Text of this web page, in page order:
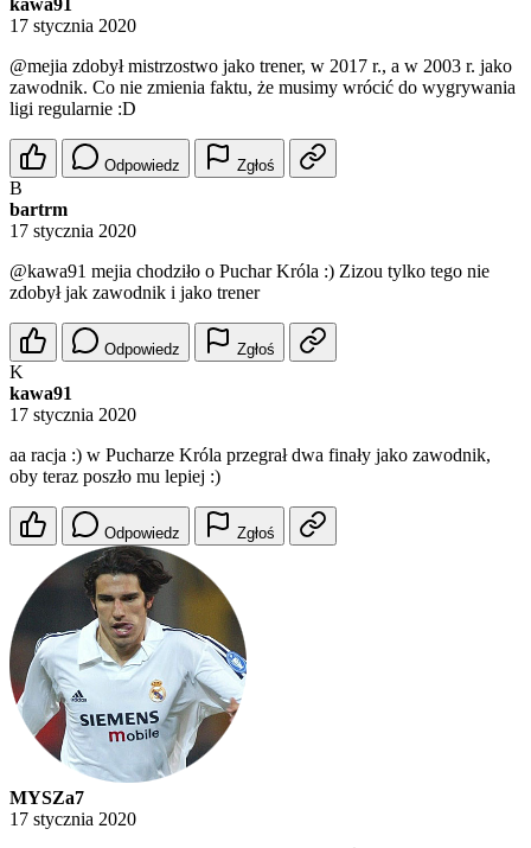
kawa91
17 stycznia 2020
@mejia zdobył mistrzostwo jako trener, w 2017 r., a w 2003 r. jako
zawodnik. Co nie zmienia faktu, że musimy wrócić do wygrywania
ligi regularnie :D
Odpowiedz Zgłoś
B
bartrm
17 stycznia 2020
@kawa91 mejia chodziło o Puchar Króla :) Zizou tylko tego nie
zdobył jak zawodnik i jako trener
Odpowiedz Zgłoś
K
kawa91
17 stycznia 2020
aa racja :) w Pucharze Króla przegrał dwa finały jako zawodnik,
oby teraz poszło mu lepiej :)
Odpowiedz Zgłoś
MYSZa7
17 stycznia 2020